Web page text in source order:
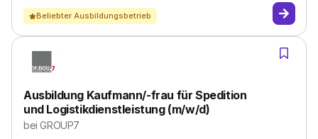
Beliebter Ausbildungsbetrieb
Ausbildung Kaufmann/-frau für Spedition
und Logistikdienstleistung (m/w/d)
beiGROUP7